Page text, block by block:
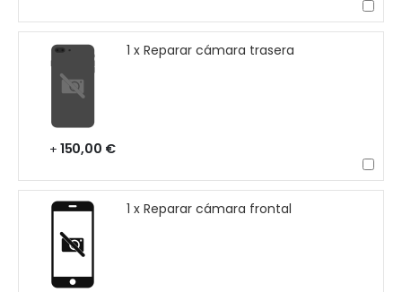
1 x Reparar cámara trasera
+ 150,00 €
1 x Reparar cámara frontal